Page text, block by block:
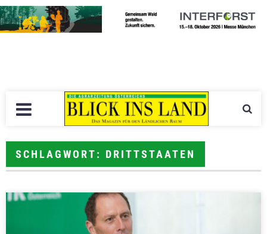
SCHLAGWORT: DRITTSTAATEN